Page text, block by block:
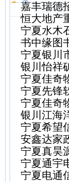
嘉丰瑞德
恒大地产
宁夏水木
书中缘图
宁夏银川
银川怡祥
宁夏佳奇
宁夏先锋
宁夏佳奇
银川江海
宁夏希望
安鑫达家
宁夏真昊
宁夏通宇
宁夏电通